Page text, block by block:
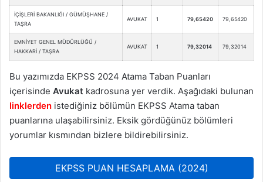
İÇİŞLERİ BAKANLIĞI / GÜMÜŞHANE /
TAŞRA
AVUKAT 1 79,65420 79,65420
EMNİYET GENEL MÜDÜRLÜĞÜ /
HAKKARİ / TAŞRA
AVUKAT 1 79,32014 79,32014
Bu yazımızda EKPSS 2024 Atama Taban Puanları
içerisinde Avukat kadrosuna yer verdik. Aşağıdaki bulunan
linklerden istediğiniz bölümün EKPSS Atama taban
puanlarına ulaşabilirsiniz. Eksik gördüğünüz bölümleri
yorumlar kısmından bizlere bildirebilirsiniz.
EKPSS PUAN HESAPLAMA (2024)